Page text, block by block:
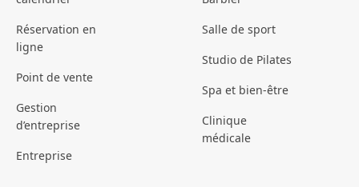
Réservation en
ligne
Point de vente
Gestion
d’entreprise
Entreprise
Salle de sport
Studio de Pilates
Spa et bien-être
Clinique
médicale